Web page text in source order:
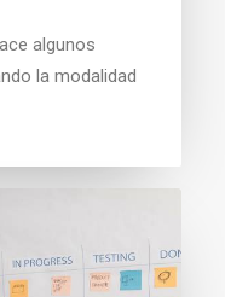
algunos
la modalidad